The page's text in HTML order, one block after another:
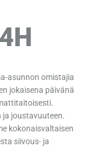
asunnon omistajia
jokaisena päivänä
joustavuuteen.
kokonaisvaltaisen
siivous- ja